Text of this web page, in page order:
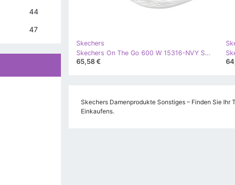
Skechers
Skechers On The Go 600 W 15316-NVY Sandalen marineblau blau
65,58 €
Skechers Damenprodukte Sonstiges – Finden Sie Ihr
Einkaufens.
44
47